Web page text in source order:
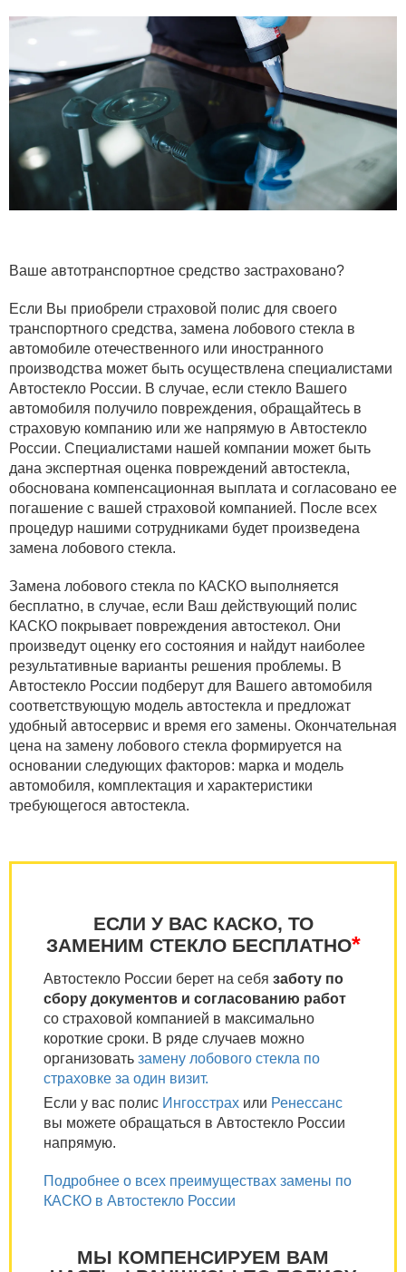
Ваше автотранспортное средство застраховано?
Если Вы приобрели страховой полис для своего
транспортного средства, замена лобового стекла в
автомобиле отечественного или иностранного
производства может быть осуществлена специалистами
Автостекло России. В случае, если стекло Вашего
автомобиля получило повреждения, обращайтесь в
страховую компанию или же напрямую в Автостекло
России. Специалистами нашей компании может быть
дана экспертная оценка повреждений автостекла,
обоснована компенсационная выплата и согласовано ее
погашение с вашей страховой компанией. После всех
процедур нашими сотрудниками будет произведена
замена лобового стекла.
Замена лобового стекла по КАСКО выполняется
бесплатно, в случае, если Ваш действующий полис
КАСКО покрывает повреждения автостекол. Они
произведут оценку его состояния и найдут наиболее
результативные варианты решения проблемы. В
Автостекло России подберут для Вашего автомобиля
соответствующую модель автостекла и предложат
удобный автосервис и время его замены. Окончательная
цена на замену лобового стекла формируется на
основании следующих факторов: марка и модель
автомобиля, комплектация и характеристики
требующегося автостекла.
ЕСЛИ У ВАС КАСКО, ТО
ЗАМЕНИМ СТЕКЛО БЕСПЛАТНО*
Автостекло России берет на себя заботу по
сбору документов и согласованию работ
со страховой компанией в максимально
короткие сроки. В ряде случаев можно
организовать замену лобового стекла по
страховке за один визит.
Если у вас полис Ингосстрах или Ренессанс
вы можете обращаться в Автостекло России
напрямую.
Подробнее о всех преимуществах замены по
КАСКО в Автостекло России
МЫ КОМПЕНСИРУЕМ ВАМ